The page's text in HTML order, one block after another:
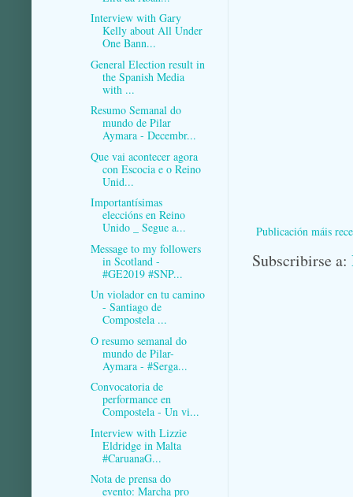
Publicación máis
Subscribirse a:
Interview with Gary
Kelly about All Under
One Bann...
General Election result in
the Spanish Media
with ...
Resumo Semanal do
mundo de Pilar
Aymara - Decembr...
Que vai acontecer agora
con Escocia e o Reino
Unid...
Importantísimas
eleccións en Reino
Unido _ Segue a...
Message to my followers
in Scotland -
#GE2019 #SNP...
Un violador en tu camino
- Santiago de
Compostela ...
O resumo semanal do
mundo de Pilar-
Aymara - #Serga...
Convocatoria de
performance en
Compostela - Un vi...
Interview with Lizzie
Eldridge in Malta
#CaruanaG...
Nota de prensa do
evento: Marcha pro